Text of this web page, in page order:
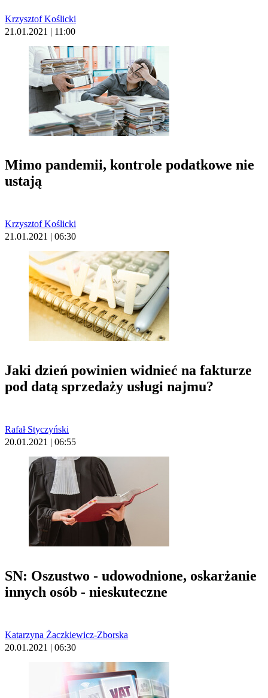
Krzysztof Koślicki
21.01.2021 | 11:00
Mimo pandemii, kontrole podatkowe nie
ustają
Krzysztof Koślicki
21.01.2021 | 06:30
Jaki dzień powinien widnieć na fakturze
pod datą sprzedaży usługi najmu?
Rafał Styczyński
20.01.2021 | 06:55
SN: Oszustwo - udowodnione, oskarżanie
innych osób - nieskuteczne
Katarzyna Żaczkiewicz-Zborska
20.01.2021 | 06:30